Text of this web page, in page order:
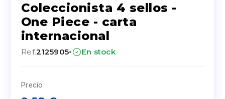
Coleccionista 4 sellos -
One Piece - carta
internacional
Ref.2125905· En stock
Precio